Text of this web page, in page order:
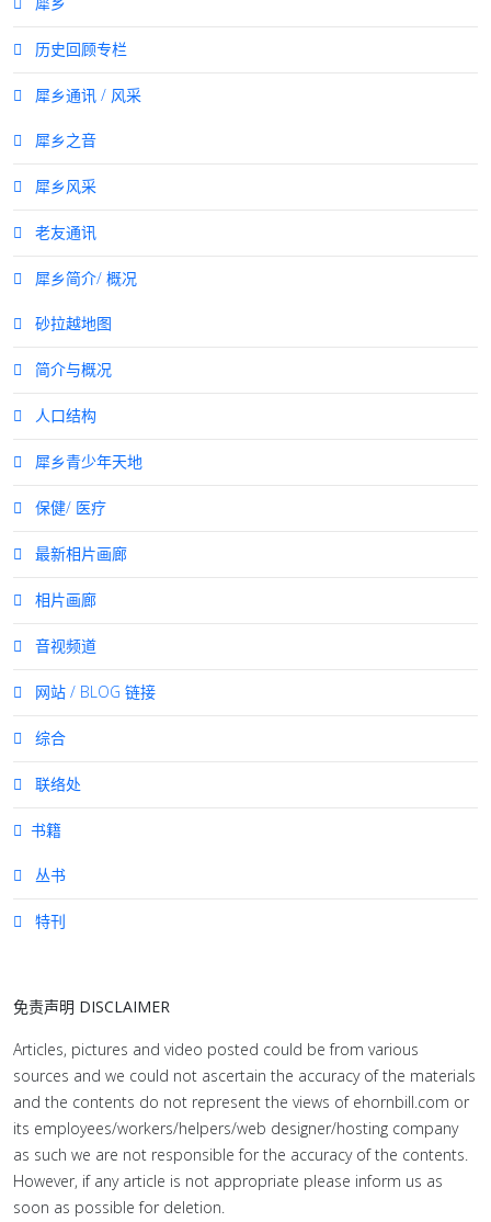
历史回顾专栏
犀乡通讯 / 风采
犀乡之音
犀乡风采
老友通讯
犀乡简介/ 概况
砂拉越地图
简介与概况
人口结构
犀乡青少年天地
保健/ 医疗
最新相片画廊
相片画廊
音视频道
网站 / BLOG 链接
综合
联络处
书籍
丛书
特刊
免责声明 DISCLAIMER
Articles, pictures and video posted could be from various
sources and we could not ascertain the accuracy of the materials
and the contents do not represent the views of ehornbill.com or
its employees/workers/helpers/web designer/hosting company
as such we are not responsible for the accuracy of the contents.
However, if any article is not appropriate please inform us as
soon as possible for deletion.